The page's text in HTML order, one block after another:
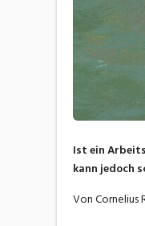
Ist ein
kann jedoch
Von Cornelius